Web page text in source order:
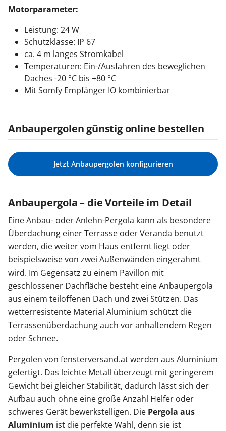
Motorparameter:
Leistung: 24 W
Schutzklasse: IP 67
ca. 4 m langes Stromkabel
Temperaturen: Ein-/Ausfahren des beweglichen
Daches -20 °C bis +80 °C
Mit Somfy Empfänger IO kombinierbar
Anbaupergolen günstig online bestellen
Jetzt Anbaupergolen konfigurieren
Anbaupergola – die Vorteile im Detail
Eine Anbau- oder Anlehn-Pergola kann als besondere
Überdachung einer Terrasse oder Veranda benutzt
werden, die weiter vom Haus entfernt liegt oder
beispielsweise von zwei Außenwänden eingerahmt
wird. Im Gegensatz zu einem Pavillon mit
geschlossener Dachfläche besteht eine Anbaupergola
aus einem teiloffenen Dach und zwei Stützen. Das
wetterresistente Material Aluminium schützt die
Terrassenüberdachungauch vor anhaltendem Regen
oder Schnee.
Pergolen von fensterversand.at werden aus Aluminium
gefertigt. Das leichte Metall überzeugt mit geringerem
Gewicht bei gleicher Stabilität, dadurch lässt sich der
Aufbau auch ohne eine große Anzahl Helfer oder
schweres Gerät bewerkstelligen. Die Pergola aus
Aluminium ist die perfekte Wahl, denn sie ist